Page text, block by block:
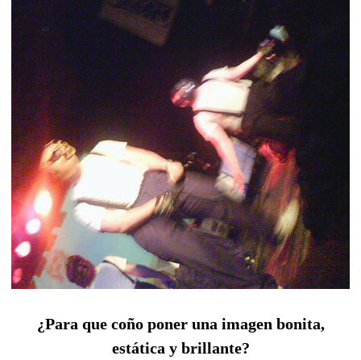
¿Para que coño poner una imagen bonita,
estática y brillante?